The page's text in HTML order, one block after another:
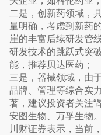
二是，创新药领域，
量明确，考虑到新药
崖的丰富后续研发管
研发技术的跳跃式突
能，推荐贝达医药；
三是，器械领域，由
品牌、管理等综合实
著，建议投资者关注“
安图生物、万孚生物。
川财证券表示，当前